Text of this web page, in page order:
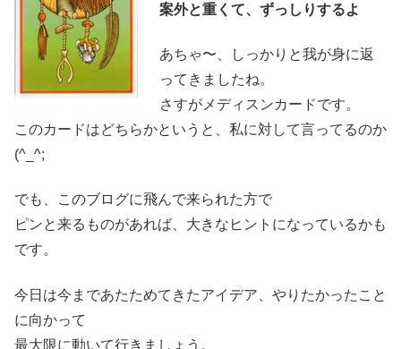
案外と重くて、ずっしりするよ
あちゃ〜、しっかりと我が身に返
ってきましたね。
さすがメディスンカードです。
このカードはどちらかというと、私に対して言ってるのか
(^_^;
でも、このブログに飛んで来られた方で
ピンと来るものがあれば、大きなヒントになっているかも
です。
今日は今まであたためてきたアイデア、やりたかったこと
に向かって
最大限に動いて行きましょう。